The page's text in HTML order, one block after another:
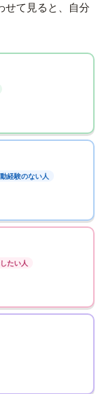
せて見ると、自分
経験のない人
たい人